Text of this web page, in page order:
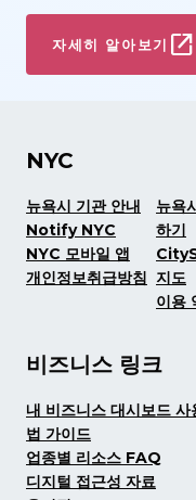
자세히 알아보기
NYC
뉴욕시 기관 안내
Notify NYC
NYC 모바일 앱
개인정보취급방침
뉴욕
하기
지도
이용
비즈니스 링크
내 비즈니스 대시보드 사
법 가이드
업종별 리소스 FAQ
디지털 접근성 자료